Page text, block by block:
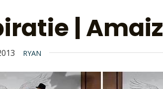
|
RYAN